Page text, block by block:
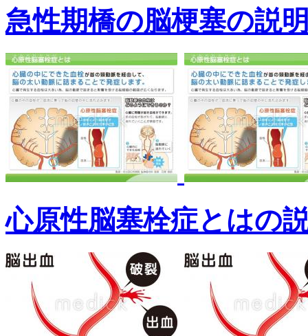
急性期橋の脳梗塞の説
心原性脳塞栓症とはの